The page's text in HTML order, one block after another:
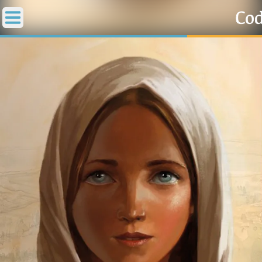
La Messe Aujourd'hui
1000 Raisons de Croire
L'actualité de la semaine
La chaîne Youtube
La newsletter
La vidéo de la semaine